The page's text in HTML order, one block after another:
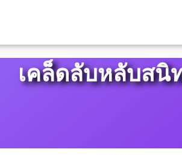
เคล็ดลับหลับสนิ